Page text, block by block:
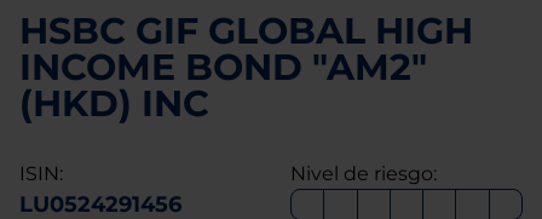
HSBC GIF GLOBAL HIGH
INCOME BOND "AM2"
(HKD) INC
ISIN:
LU0524291456
Nivel de riesgo: